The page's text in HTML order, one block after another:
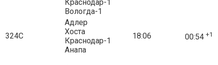
Краснодар-1
Вологда-1
324С
Адлер
Хоста
Краснодар-1
Анапа
18:06 00:54 +1